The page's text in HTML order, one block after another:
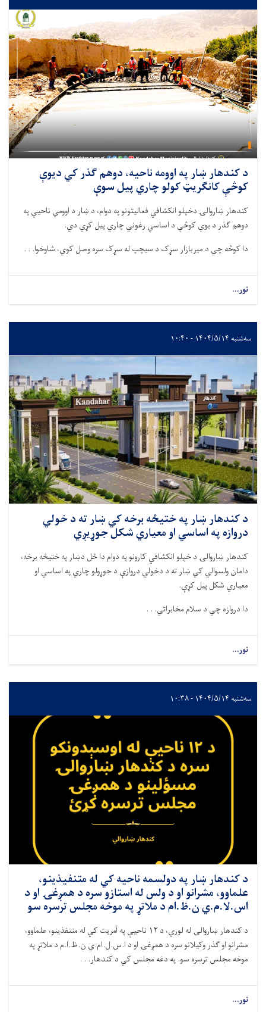
د کندهار ښار په اوومه ناحيه، دوهم ګذر کي ديوې
کوڅې کانګریټ کولو چاري پیل سوې
کندهار ښاروالۍ دخپلو انکشافي فعالیتونو په دوام، د ښار د اوومي ناحیې په
دوهم ګذر د يوې کوڅې د اساسي رغوني چاري پیل کړي دي.
دا کوڅه چي د ميربازار سړک د سيچپ له سړک سره وصل کوي، شاوخوا. . .
نور...
سه‌شنبه ۱۴۰۴/۵/۱۴ - ۱۰:۴۰
د کندهار ښار په ختيځه برخه کي ښار ته د خولي
دروازه په اساسي او معياري شکل جوړيږي
کندهار ښاروالۍ د خپلو انکشافي کارونو په دوام دا ځل دښار په ختيځه برخه،
دامان ولسوالي کي ښار ته د دخولي دروازې د جوړولو چاري په اساسي او
معياري شکل پيل کړې.
دا دروازه چي د سلام مخابراتي. . .
نور...
سه‌شنبه ۱۴۰۴/۵/۱۴ - ۱۰:۳۸
د کندهار ښار په دولسمه ناحیه کي له متنفیذینو،
علماوو، مشرانو او د ولس له استازو سره د همږغۍ او د
اس.لا.م.ي ن.ظ.ام د ملاتړ په موخه مجلس ترسره سو
د کندهار ښاروالۍ له لوري، د ۱۲ ناحیې په آمریت کي له متنفذینو، علماوو،
مشرانو او ګذر وکیلانو سره د همږغۍ او د ا.س.ل.ام.ي ن.ظ.ا.م د ملاتړ په
موخه مجلس ترسره سو. په دغه مجلس کي د کندهار. . .
نور...